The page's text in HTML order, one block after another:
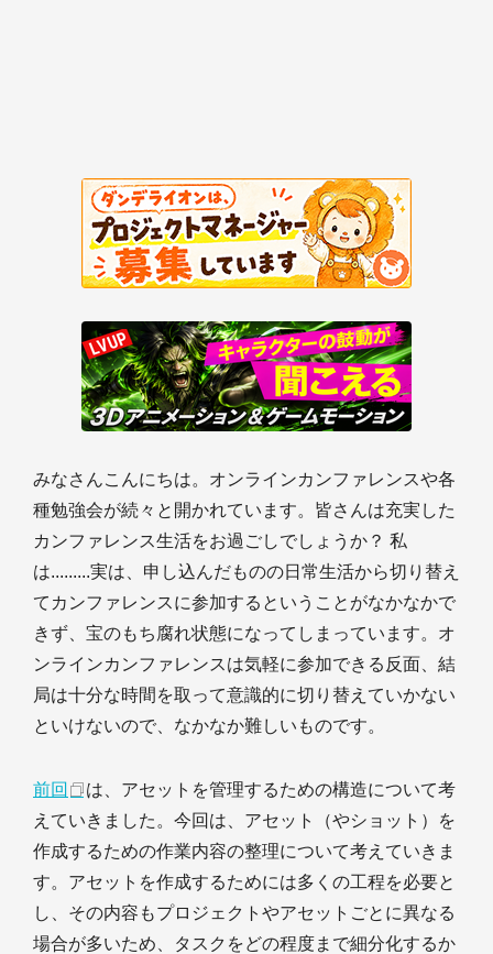
みなさんこんにちは。オンラインカンファレンスや各
種勉強会が続々と開かれています。皆さんは充実した
カンファレンス生活をお過ごしでしょうか？ 私
は.........実は、申し込んだものの日常生活から切り替え
てカンファレンスに参加するということがなかなかで
きず、宝のもち腐れ状態になってしまっています。オ
ンラインカンファレンスは気軽に参加できる反面、結
局は十分な時間を取って意識的に切り替えていかない
といけないので、なかなか難しいものです。
前回
は、アセットを管理するための構造について考
えていきました。今回は、アセット（やショット）を
作成するための作業内容の整理について考えていきま
す。アセットを作成するためには多くの工程を必要と
し、その内容もプロジェクトやアセットごとに異なる
場合が多いため、タスクをどの程度まで細分化するか